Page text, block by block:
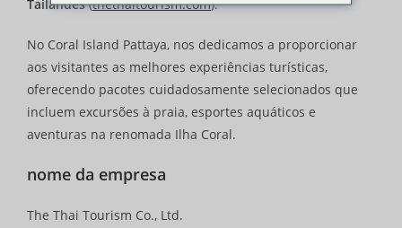
Tailandês(thethaitourism.com).
No Coral Island Pattaya, nos dedicamos a proporcionar
aos visitantes as melhores experiências turísticas,
oferecendo pacotes cuidadosamente selecionados que
incluem excursões à praia, esportes aquáticos e
aventuras na renomada Ilha Coral.
nome da empresa
The Thai Tourism Co., Ltd.